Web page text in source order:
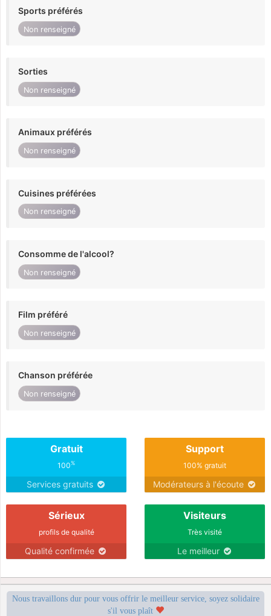
Sports préférés
Non renseigné
Sorties
Non renseigné
Animaux préférés
Non renseigné
Cuisines préférées
Non renseigné
Consomme de l'alcool?
Non renseigné
Film préféré
Non renseigné
Chanson préférée
Non renseigné
Gratuit
100%
Services gratuits
Support
100% gratuit
Modérateurs à l'écoute
Sérieux
profils de qualité
Qualité confirmée
Visiteurs
Très visité
Le meilleur
Nous travaillons dur pour vous offrir le meilleur service, soyez solidaire
s'il vous plaît